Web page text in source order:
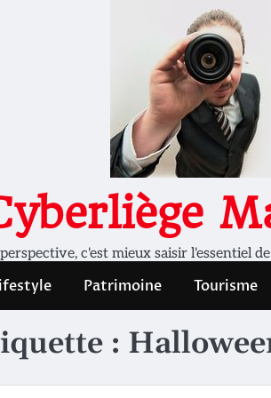
c'est mieux saisir l'essentiel
Patrimoine Tourisme
: